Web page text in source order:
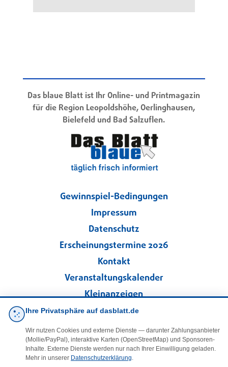
Das blaue Blatt ist Ihr Online- und Printmagazin
für die Region Leopoldshöhe, Oerlinghausen,
Bielefeld und Bad Salzuflen.
Gewinnspiel-Bedingungen
Impressum
Datenschutz
Erscheinungstermine 2026
Kontakt
Veranstaltungskalender
Kleinanzeigen
Folgen Sie uns!
Ihre Privatsphäre auf dasblatt.de
Wir nutzen Cookies und externe Dienste — darunter Zahlungsanbieter
(Mollie/PayPal), interaktive Karten (OpenStreetMap) und Sponsoren-
Inhalte. Externe Dienste werden nur nach Ihrer Einwilligung geladen.
Mehr in unserer Datenschutzerklärung.